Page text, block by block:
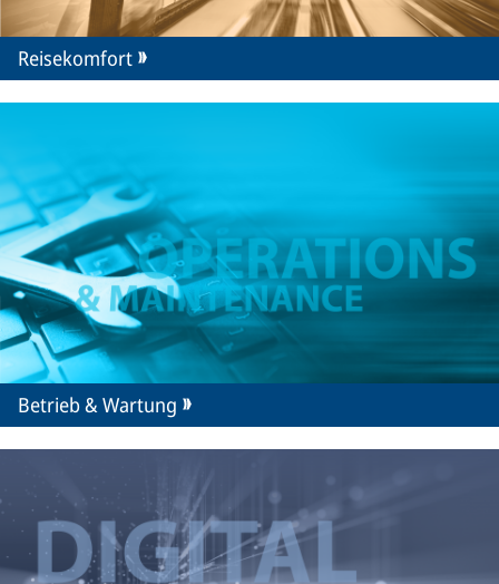
Reisekomfort
Betrieb & Wartung